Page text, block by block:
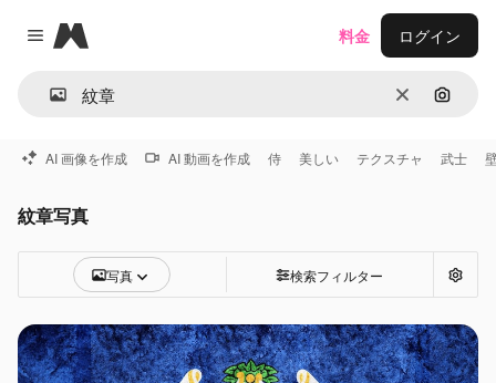
Close menu
Magnific
消去 画像で
料金 ログイン
AI 画像を作成 AI 動画を作成 侍 美しい テクスチャ 武士
紋章写真
写真 検索フィルター